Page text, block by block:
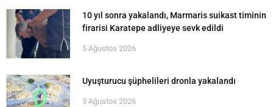
10 yıl sonra yakalandı, Marmaris suikast timinin
firarisi Karatepe adliyeye sevk edildi
5 Ağustos 2026
Uyuşturucu şüphelileri dronla yakalandı
5 Ağustos 2026